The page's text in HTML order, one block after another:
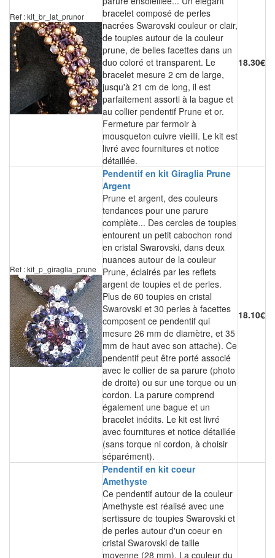
Ref : kit_br_lat_prunor
bracelet composé de perles
nacrées Swarovski couleur or clair,
de toupies autour de la couleur
prune, de belles facettes dans un
duo coloré et transparent. Le
bracelet mesure 2 cm de large,
jusqu'à 21 cm de long, il est
parfaitement assorti à la bague et
au collier pendentif Prune et or.
Fermeture par fermoir à
mousqueton cuivre vieilli. Le kit est
livré avec fournitures et notice
détaillée.
18.30€
Ref : kit_p_giraglia_prune
Pendentif en kit Giraglia Prune
Argent
Prune et argent, des couleurs
tendances pour une parure
complète... Des cercles de toupies
entourent un petit cabochon rond
en cristal Swarovski, dans deux
nuances autour de la couleur
Prune, éclairés par les reflets
argent de toupies et de perles.
Plus de 60 toupies en cristal
Swarovski et 30 perles à facettes
composent ce pendentif qui
mesure 26 mm de diamètre, et 35
mm de haut avec son attache). Ce
pendentif peut être porté associé
avec le collier de sa parure (photo
de droite) ou sur une torque ou un
cordon. La parure comprend
également une bague et un
bracelet inédits. Le kit est livré
avec fournitures et notice détaillée
(sans torque ni cordon, à choisir
séparément).
18.10€
Pendentif en kit coeur
Amethyste
Ce pendentif autour de la couleur
Amethyste est réalisé avec une
sertissure de toupies Swarovski et
de perles autour d'un coeur en
cristal Swarovski de taille
moyenne (28 mm). La couleur du